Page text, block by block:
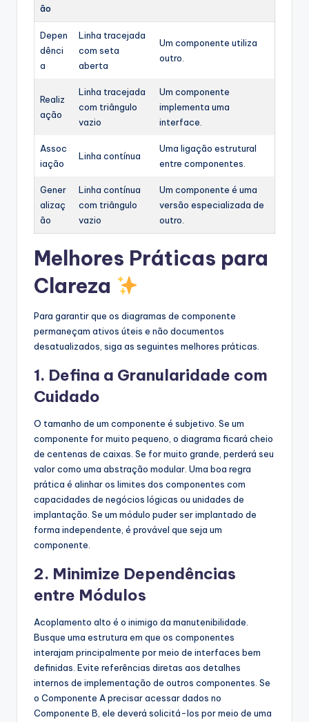
ão
Depen
dênci
a
Linha tracejada
com seta
aberta
Um componente utiliza
outro.
Realiz
ação
Linha tracejada
com triângulo
vazio
Um componente
implementa uma
interface.
Assoc
iação
Linha contínua
Uma ligação estrutural
entre componentes.
Gener
alizaç
ão
Linha contínua
com triângulo
vazio
Um componente é uma
versão especializada de
outro.
Melhores Práticas para
Clareza
Para garantir que os diagramas de componente
permaneçam ativos úteis e não documentos
desatualizados, siga as seguintes melhores práticas.
1. Defina a Granularidade com
Cuidado
O tamanho de um componente é subjetivo. Se um
componente for muito pequeno, o diagrama ficará cheio
de centenas de caixas. Se for muito grande, perderá seu
valor como uma abstração modular. Uma boa regra
prática é alinhar os limites dos componentes com
capacidades de negócios lógicas ou unidades de
implantação. Se um módulo puder ser implantado de
forma independente, é provável que seja um
componente.
2. Minimize Dependências
entre Módulos
Acoplamento alto é o inimigo da manutenibilidade.
Busque uma estrutura em que os componentes
interajam principalmente por meio de interfaces bem
definidas. Evite referências diretas aos detalhes
internos de implementação de outros componentes. Se
o Componente A precisar acessar dados no
Componente B, ele deverá solicitá-los por meio de uma